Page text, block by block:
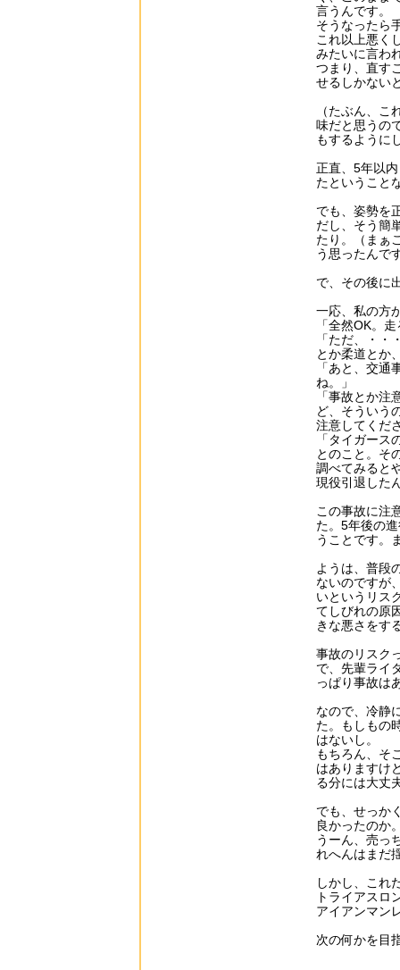
言うんです。
そうなったら
これ以上悪く
みたいに言わ
つまり、直す
せるしかない
（たぶん、
味だと思うの
もするように
正直、5年以
たということ
でも、姿勢を
だし、そう簡
たり。（まぁ
う思ったんで
で、その後に
一応、私の方
「全然OK。
「ただ、・
とか柔道とか
「あと、交
ね。」
「事故とか
ど、そういう
注意してくだ
「タイガース
とのこと。そ
調べてみると
現役引退した
この事故に注
た。5年後の
うことです。
ようは、普段
ないのですが
いというリス
てしびれの原
きな悪さをす
事故のリスク
で、先輩ライ
っぱり事故は
なので、冷静
た。もしもの
はないし。
もちろん、そ
はありますけ
る分には大丈
でも、せっか
良かったのか
うーん、売っ
れへんはまだ
しかし、これ
トライアスロ
アイアンマン
次の何かを目